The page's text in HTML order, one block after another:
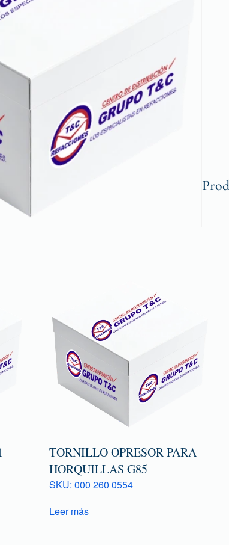
TORNILLO OPRESOR PARA
HORQUILLAS G85
SKU: 000 260 0554
Leer más